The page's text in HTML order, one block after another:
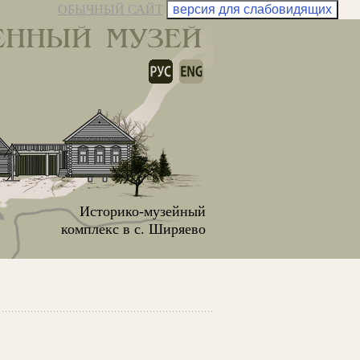
ОБЫЧНЫЙ САЙТ версия для слабовидящих
МУЗЕЙ
Историко-музейный
комплекс в с. Ширяево